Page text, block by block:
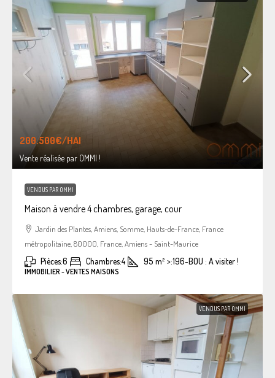
200.500€/HAI
Vente réalisée par OMMI !
VENDUS PAR OMMI
Maison à vendre 4 chambres, garage, cour
Jardin des Plantes, Amiens, Somme, Hauts-de-France, France
métropolitaine, 80000, France, Amiens - Saint-Maurice
Pièces:6 Chambres:4 95 m² >:196-BOU : A visiter !
IMMOBILIER - VENTES MAISONS
VENDUS PAR OMMI